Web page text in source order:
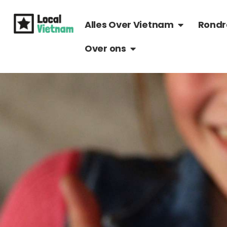
naar
Alles Over Vietnam OPEN ALLES
Over ons